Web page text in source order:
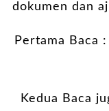
dokumen dan
Pertama Baca :
Kedua Baca